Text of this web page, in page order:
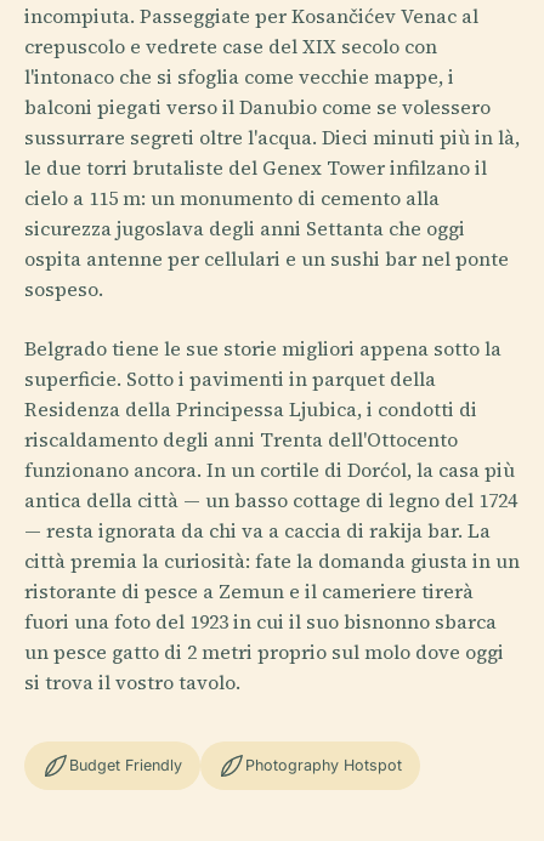
incompiuta. Passeggiate per Kosančićev Venac al
crepuscolo e vedrete case del XIX secolo con
l'intonaco che si sfoglia come vecchie mappe, i
balconi piegati verso il Danubio come se volessero
sussurrare segreti oltre l'acqua. Dieci minuti più in là,
le due torri brutaliste del Genex Tower infilzano il
cielo a 115 m: un monumento di cemento alla
sicurezza jugoslava degli anni Settanta che oggi
ospita antenne per cellulari e un sushi bar nel ponte
sospeso.
Belgrado tiene le sue storie migliori appena sotto la
superficie. Sotto i pavimenti in parquet della
Residenza della Principessa Ljubica, i condotti di
riscaldamento degli anni Trenta dell'Ottocento
funzionano ancora. In un cortile di Dorćol, la casa più
antica della città — un basso cottage di legno del 1724
— resta ignorata da chi va a caccia di rakija bar. La
città premia la curiosità: fate la domanda giusta in un
ristorante di pesce a Zemun e il cameriere tirerà
fuori una foto del 1923 in cui il suo bisnonno sbarca
un pesce gatto di 2 metri proprio sul molo dove oggi
si trova il vostro tavolo.
Budget Friendly Photography Hotspot